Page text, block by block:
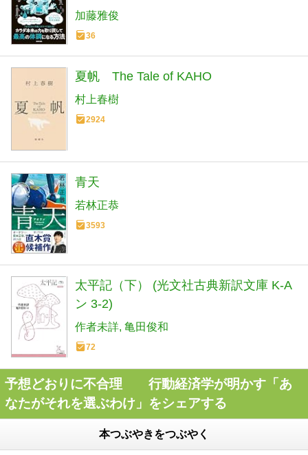
える! カラダ本来の力を取り戻して 最高
の体調になる方法
加藤雅俊
36
夏帆 The Tale of KAHO
村上春樹
2924
青天
若林正恭
3593
太平記（下） (光文社古典新訳文庫 K-A
ン 3-2)
作者未詳 亀田俊和
72
予想どおりに不合理 行動経済学が明かす「あ
なたがそれを選ぶわけ」をシェアする
本つぶやきをつぶやく